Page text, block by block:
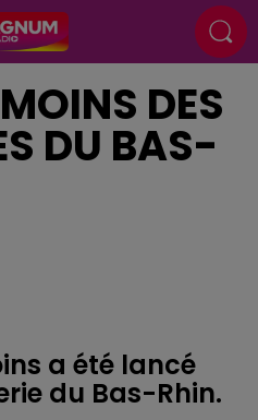
DES
DU BAS-
a été lancé
du Bas-Rhin.